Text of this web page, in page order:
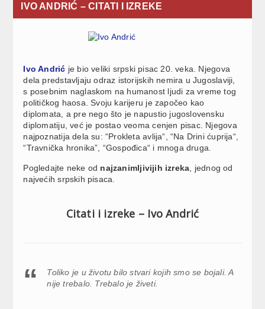
IVO ANDRIĆ – CITATI I IZREKE
Ivo Andrić je bio veliki srpski pisac 20. veka. Njegova
dela predstavljaju odraz istorijskih nemira u Jugoslaviji,
s posebnim naglaskom na humanost ljudi za vreme tog
političkog haosa. Svoju karijeru je započeo kao
diplomata, a pre nego što je napustio jugoslovensku
diplomatiju, već je postao veoma cenjen pisac. Njegova
najpoznatija dela su: “Prokleta avlija“, “Na Drini ćuprija“,
“Travnička hronika”, “Gospođica“ i mnoga druga.
Pogledajte neke od najzanimljivijih izreka , jednog od
najvećih srpskih pisaca.
Citati i izreke – Ivo Andrić
Toliko je u životu bilo stvari kojih smo se bojali. A
nije trebalo. Trebalo je živeti.